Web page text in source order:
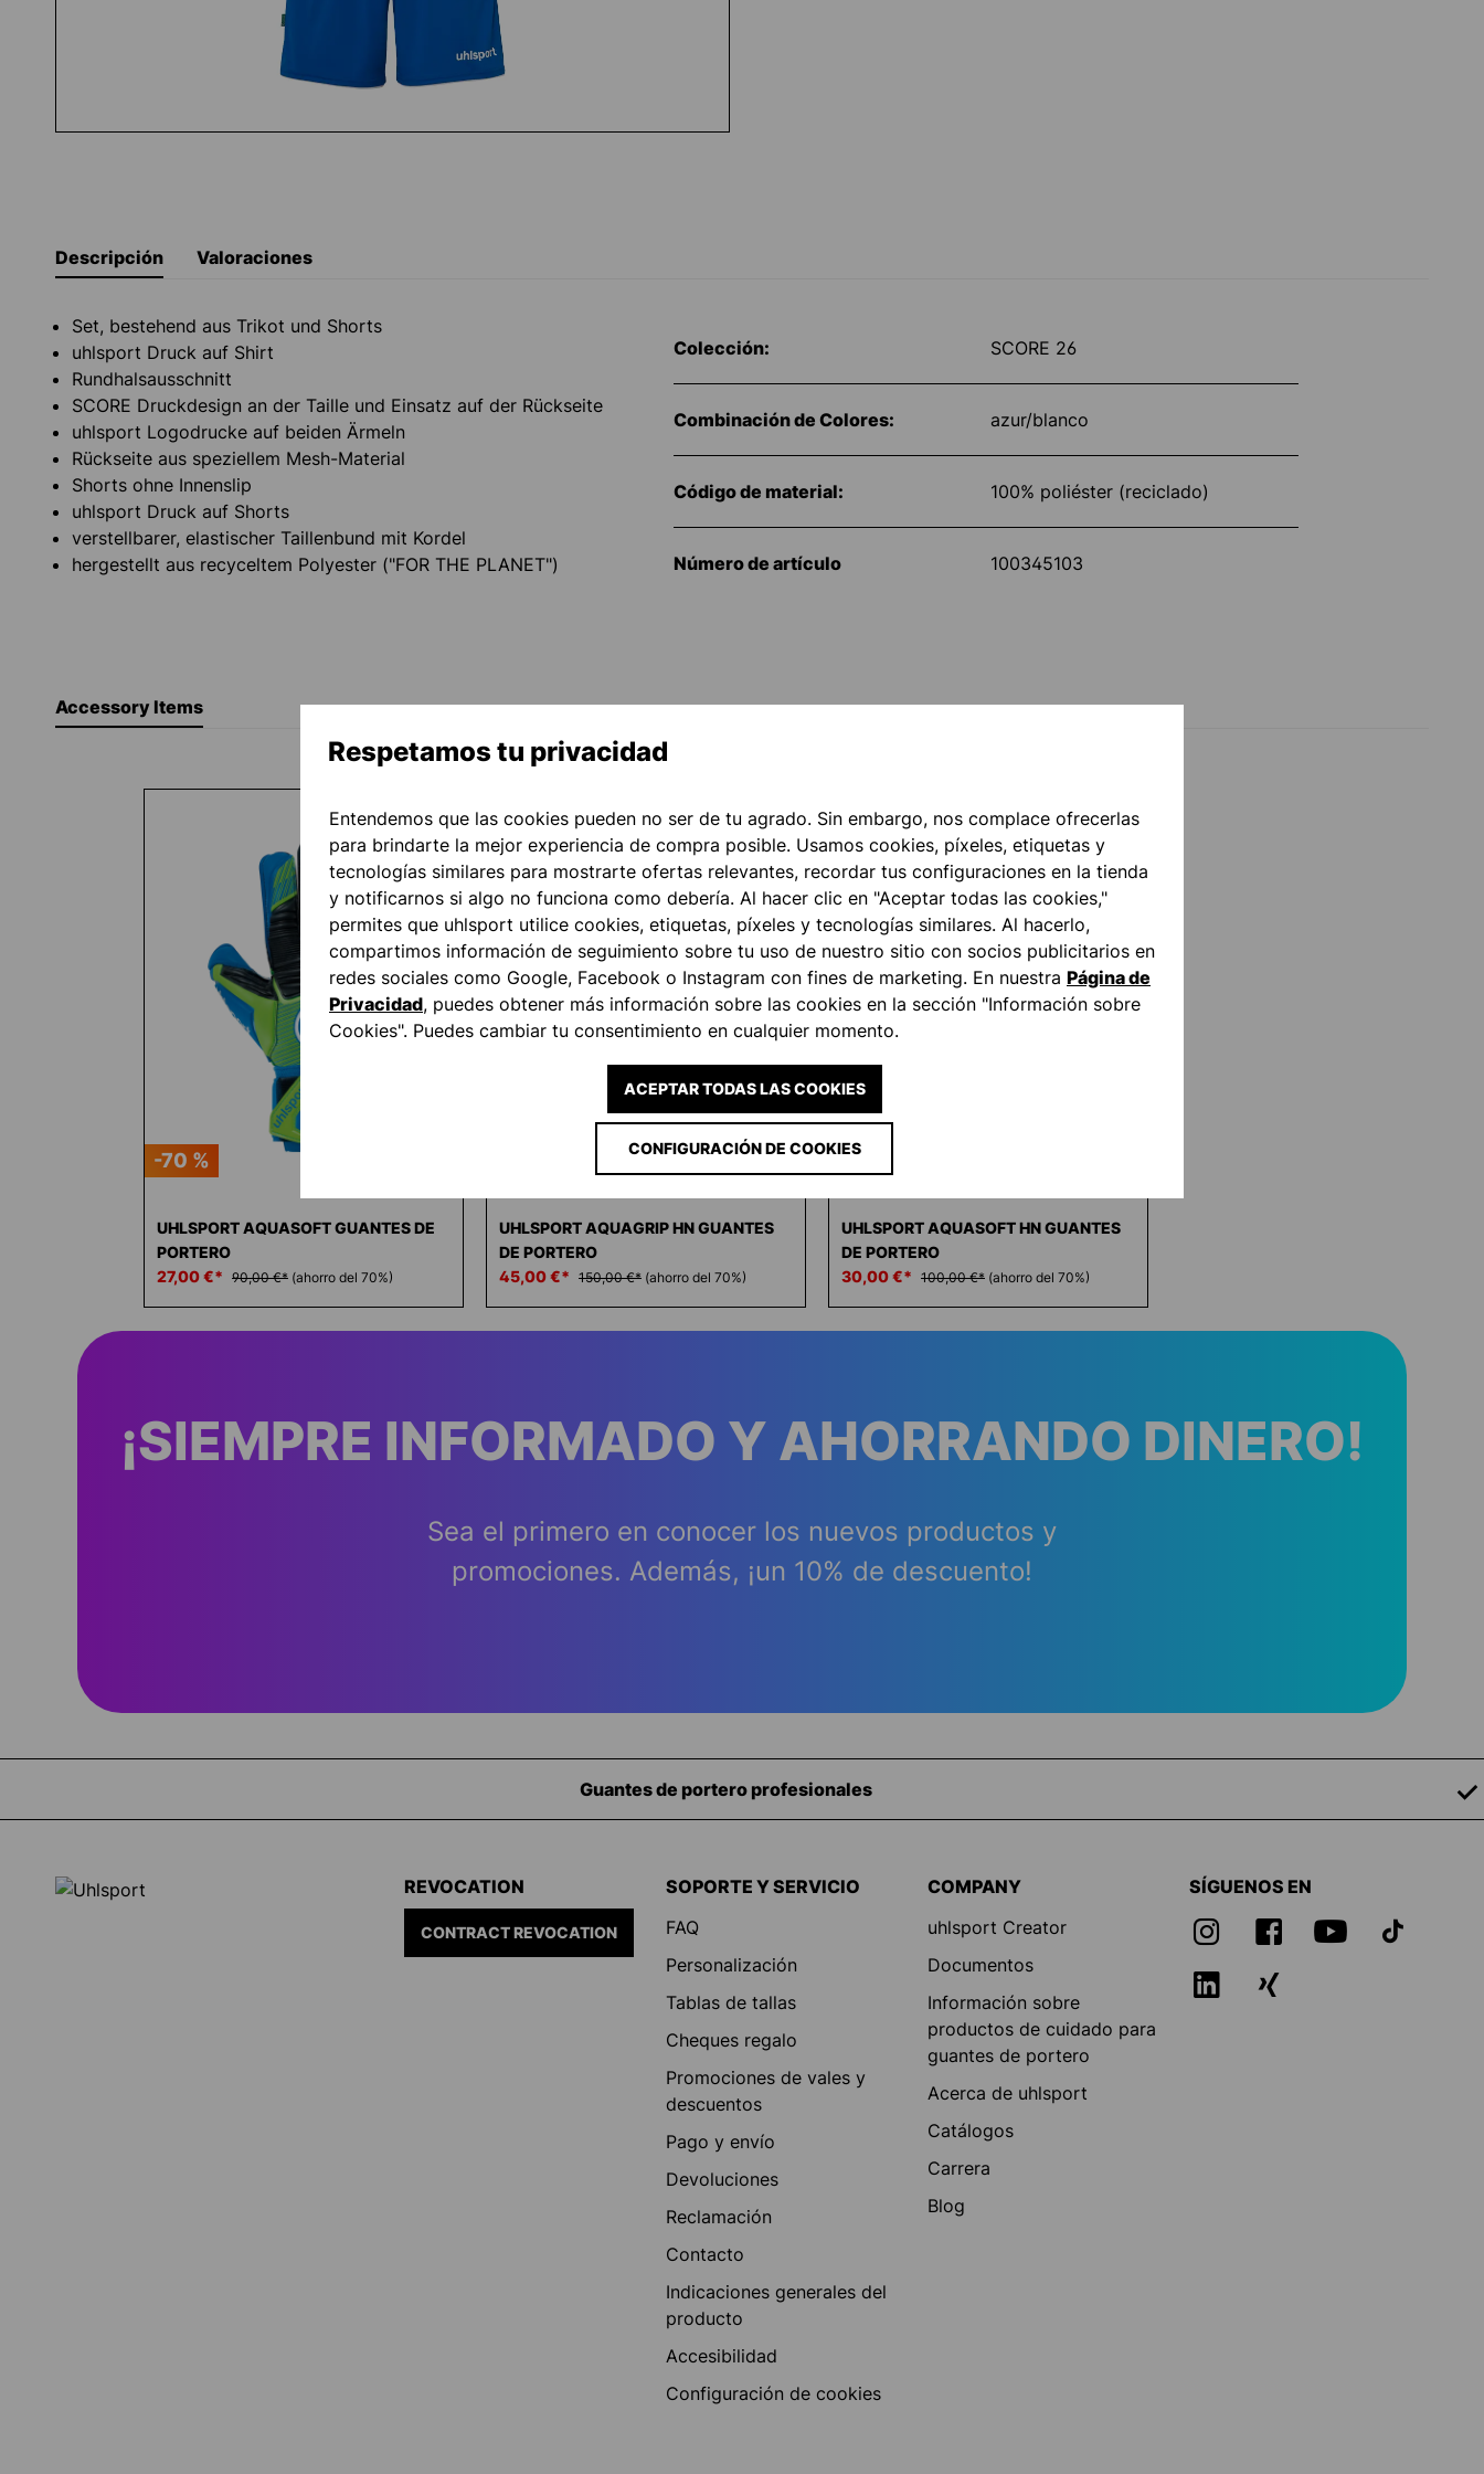
Descripción Valoraciones
Set, bestehend aus Trikot und Shorts
uhlsport Druck auf Shirt
Rundhalsausschnitt
SCORE Druckdesign an der Taille und Einsatz auf der Rückseite
uhlsport Logodrucke auf beiden Ärmeln
Rückseite aus speziellem Mesh-Material
Shorts ohne Innenslip
uhlsport Druck auf Shorts
verstellbarer, elastischer Taillenbund mit Kordel
hergestellt aus recyceltem Polyester ("FOR THE PLANET")
Colección: SCORE 26
Combinación de Colores: azur/blanco
Código de material: 100% poliéster (reciclado)
Número de artículo 100345103
Accessory Items
-70 %
UHLSPORT AQUASOFT GUANTES DE
PORTERO
27,00 €* 90,00 €* (ahorro del 70%)
UHLSPORT AQUAGRIP HN GUANTES
DE PORTERO
45,00 €* 150,00 €* (ahorro del 70%)
-70 %
UHLSPORT AQUASOFT HN GUANTES
DE PORTERO
30,00 €* 100,00 €* (ahorro del 70%)
¡SIEMPRE INFORMADO Y AHORRANDO DINERO!
Sea el primero en conocer los nuevos productos y
promociones. Además, ¡un 10% de descuento!
Equipamiento para porteros
REVOCATION
CONTRACT REVOCATION
SOPORTE Y SERVICIO
FAQ
Personalización
Tablas de tallas
Cheques regalo
Promociones de vales y
descuentos
Pago y envío
Devoluciones
Reclamación
Contacto
Indicaciones generales del
producto
Accesibilidad
Configuración de cookies
COMPANY
uhlsport Creator
Documentos
Información sobre
productos de cuidado para
guantes de portero
Acerca de uhlsport
Catálogos
Carrera
Blog
SÍGUENOS EN
Respetamos tu privacidad
Entendemos que las cookies pueden no ser de tu agrado. Sin embargo, nos complace ofrecerlas
para brindarte la mejor experiencia de compra posible. Usamos cookies, píxeles, etiquetas y
tecnologías similares para mostrarte ofertas relevantes, recordar tus configuraciones en la tienda
y notificarnos si algo no funciona como debería. Al hacer clic en "Aceptar todas las cookies,"
permites que uhlsport utilice cookies, etiquetas, píxeles y tecnologías similares. Al hacerlo,
compartimos información de seguimiento sobre tu uso de nuestro sitio con socios publicitarios en
redes sociales como Google, Facebook o Instagram con fines de marketing. En nuestra Página de
Privacidad, puedes obtener más información sobre las cookies en la sección "Información sobre
Cookies". Puedes cambiar tu consentimiento en cualquier momento.
CONFIGURACIÓN DE COOKIES
ACEPTAR TODAS LAS COOKIES